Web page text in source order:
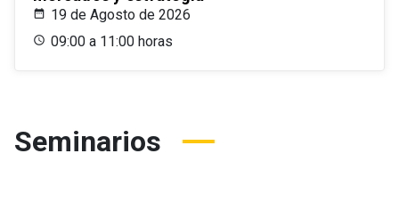
19 de Agosto de 2026
09:00 a 11:00 horas
Seminarios